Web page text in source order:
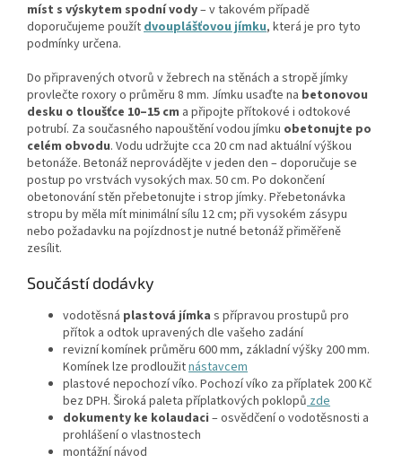
míst s výskytem spodní vody– v takovém případě
doporučujeme použítdvouplášťovou jímku, která je pro tyto
podmínky určena.
Do připravených otvorů v žebrech na stěnách a stropě jímky
provlečte roxory o průměru 8 mm. Jímku usaďte na betonovou
desku o tloušťce 10–15 cm a připojte přítokové i odtokové
potrubí. Za současného napouštění vodou jímku obetonujte po
celém obvodu. Vodu udržujte cca 20 cm nad aktuální výškou
betonáže. Betonáž neprovádějte v jeden den – doporučuje se
postup po vrstvách vysokých max. 50 cm. Po dokončení
obetonování stěn přebetonujte i strop jímky. Přebetonávka
stropu by měla mít minimální sílu 12 cm; při vysokém zásypu
nebo požadavku na pojízdnost je nutné betonáž přiměřeně
zesílit.
Součástí dodávky
vodotěsná plastová jímka s přípravou prostupů pro
přítok a odtok upravených dle vašeho zadání
revizní komínek průměru 600 mm, základní výšky 200 mm.
Komínek lze prodloužitnástavcem
plastové nepochozí víko. Pochozí víko za příplatek 200 Kč
bez DPH. Široká paleta příplatkových poklopůzde
dokumenty ke kolaudaci – osvědčení o vodotěsnosti a
prohlášení o vlastnostech
montážní návod